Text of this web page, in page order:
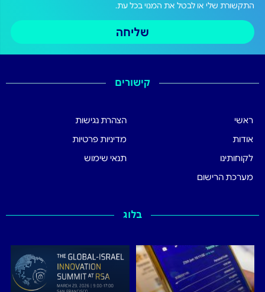
התקשורת שלי או לבטל את המנוי בכל עת.
שליחה
קישורים
ראשי
אודות
לקוחותינו
מערכת הרישום
הצהרת נגישות
מדיניות פרטיות
תנאי שימוש
בלוג